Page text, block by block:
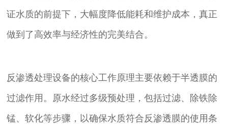
证水质的前提下，大幅度降低能耗和维护成本，真正
做到了高效率与经济性的完美结合。
反渗透处理设备的核心工作原理主要依赖于半透膜的
过滤作用。原水经过多级预处理，包括过滤、除铁除
锰、软化等步骤，以确保水质符合反渗透膜的使用条